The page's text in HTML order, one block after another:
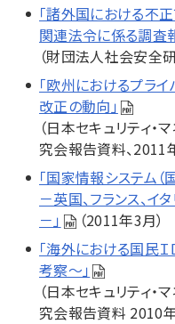
「諸外国における不
関連法令に係る調査
（財団法人社会安全
「欧州におけるプラ
改正の動向」
（日本セキュリティ
究会報告資料、2011
「国家情報システム
－英国、フランス、
－」
（2011年3月）
「海外における国民
考察～」
（日本セキュリティ
究会報告資料 2010年